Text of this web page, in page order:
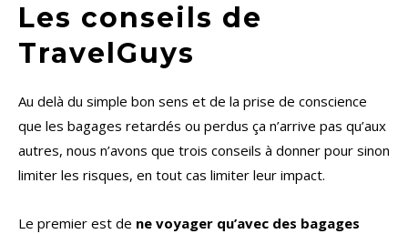
Les conseils de
TravelGuys
Au delà du simple bon sens et de la prise de conscience
que les bagages retardés ou perdus ça n’arrive pas qu’aux
autres, nous n’avons que trois conseils à donner pour sinon
limiter les risques, en tout cas limiter leur impact.
Le premier est de ne voyager qu’avec des bagages